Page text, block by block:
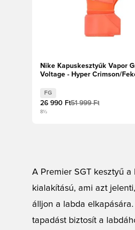
Nike Kapuskesztyűk Vapor
Voltage - Hyper Crimson/
FG
26 990 Ft51 999 Ft
8½
A Premier SGT kesztyű
kialakítású, ami azt
álljon a labda
tapadást biztosít a